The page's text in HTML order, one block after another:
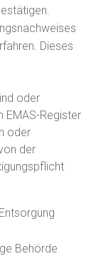
Dieses
oder
EMAS-Register
oder
der
Behörde